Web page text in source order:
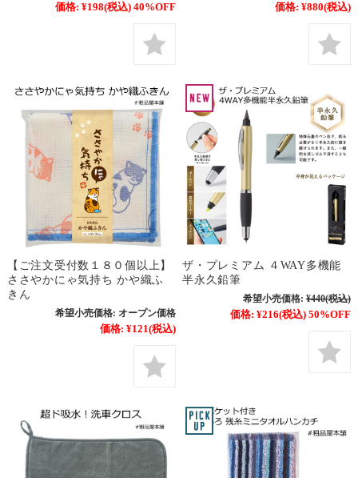
価格: ¥198(税込) 40%OFF
価格: ¥880(税込)
【ご注文受付数１８０個以上】
ささやかにゃ気持ち かや織ふ
きん
希望小売価格: オープン価格
価格: ¥121(税込)
ザ・プレミアム ４WAY多機能
半永久鉛筆
希望小売価格: ¥440(税込)
価格: ¥216(税込) 50%OFF